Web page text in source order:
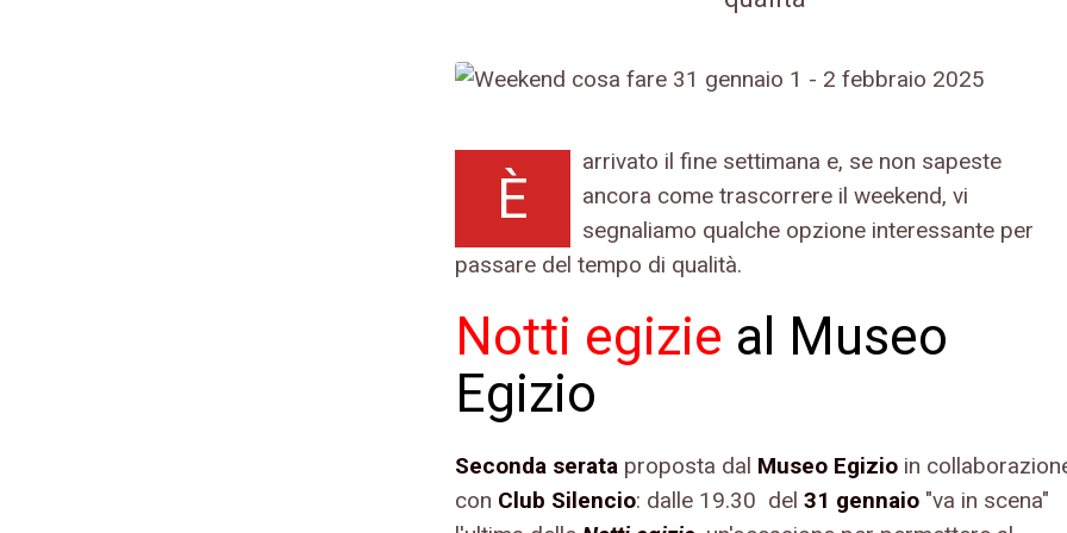
È
arrivato il fine settimana e, se non sapeste
ancora come trascorrere il weekend, vi
segnaliamo qualche opzione interessante per
passare del tempo di qualità.
Notti egizie al Museo
Egizio
Seconda serata proposta dal Museo Egizio in
con Club Silencio: dalle 19.30 del 31 gennaio "va in scena"